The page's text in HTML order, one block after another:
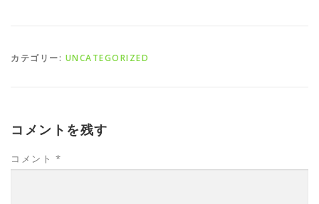
カテゴリー: UNCATEGORIZED
コメントを残す
コメント *